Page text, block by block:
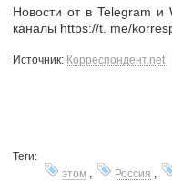
Новости от в Telegram и
каналы https://t. me/
Источник: Корреспондент.net
Теги:
этом , Россия ,